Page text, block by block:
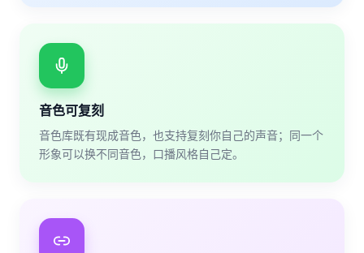
音色可复刻
音色库既有现成音色，也支持复刻你自己的声音；同一个
形象可以换不同音色，口播风格自己定。